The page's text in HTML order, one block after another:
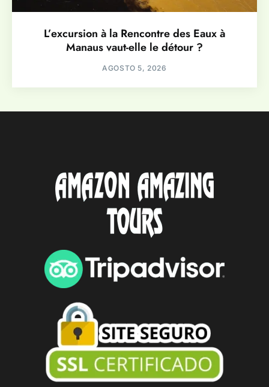
L’excursion à la Rencontre des Eaux à
Manaus vaut-elle le détour ?
AGOSTO 5, 2026